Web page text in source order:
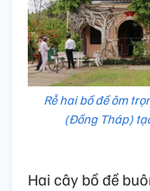
Rễ hai bồ đề ôm
(Đồng Tháp)
Hai cây bồ đề